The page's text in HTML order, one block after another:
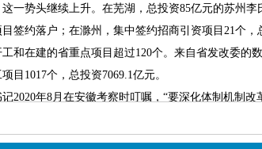
势头继续上升。在芜湖，总投资85亿元的苏州李
签约落户；在滁州，集中签约招商引资项目21个，
和在建的省重点项目超过120个。来自省发改委的
目1017个，总投资7069.1亿元。
年8月在安徽考察时叮嘱，“要深化体制机制改
经济高质量发展。